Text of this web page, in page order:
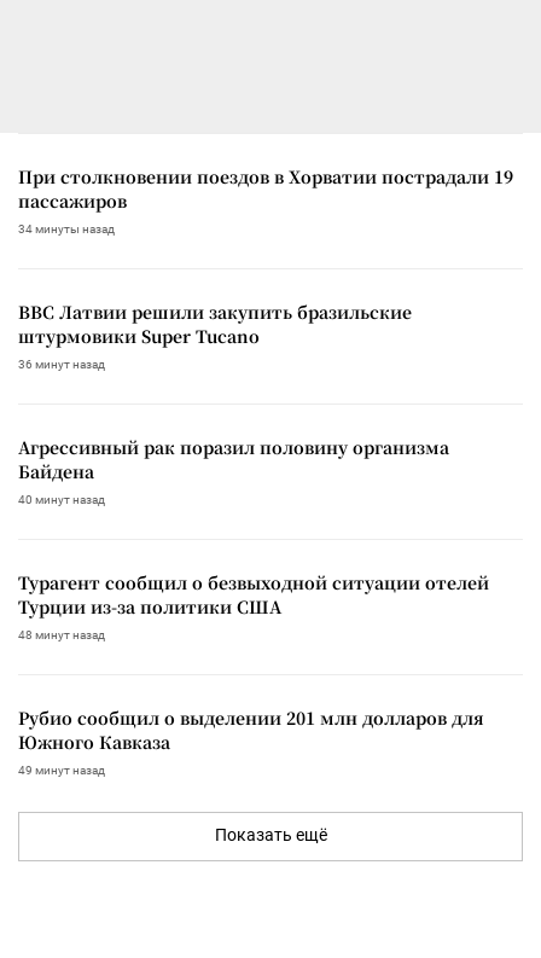
При столкновении поездов в Хорватии пострадали 19
пассажиров
34 минуты назад
ВВС Латвии решили закупить бразильские
штурмовики Super Tucano
36 минут назад
Агрессивный рак поразил половину организма
Байдена
40 минут назад
Турагент сообщил о безвыходной ситуации отелей
Турции из-за политики США
48 минут назад
Рубио сообщил о выделении 201 млн долларов для
Южного Кавказа
49 минут назад
Показать ещё